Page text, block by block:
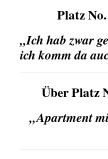
Platz
„Ich hab zwar
ich komm da
Über Platz
„Apartment